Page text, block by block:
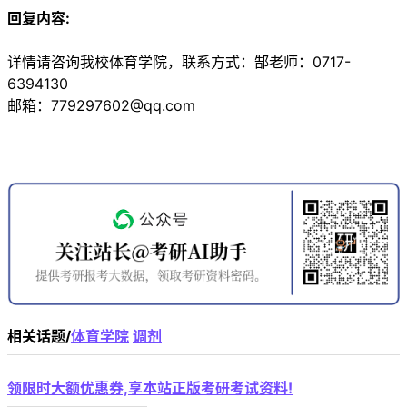
回复内容:
详情请咨询我校体育学院，联系方式：郜老师：0717-
6394130
邮箱：779297602@qq.com
相关话题/体育学院 调剂
领限时大额优惠券,享本站正版考研考试资料!